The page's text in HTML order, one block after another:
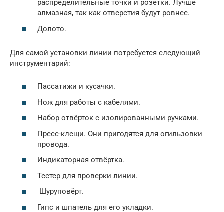
распределительные точки и розетки. Лучше
алмазная, так как отверстия будут ровнее.
Долото.
Для самой установки линии потребуется следующий
инструментарий:
Пассатижи и кусачки.
Нож для работы с кабелями.
Набор отвёрток с изолированными ручками.
Пресс-клещи. Они пригодятся для огильзовки
провода.
Индикаторная отвёртка.
Тестер для проверки линии.
Шуруповёрт.
Гипс и шпатель для его укладки.